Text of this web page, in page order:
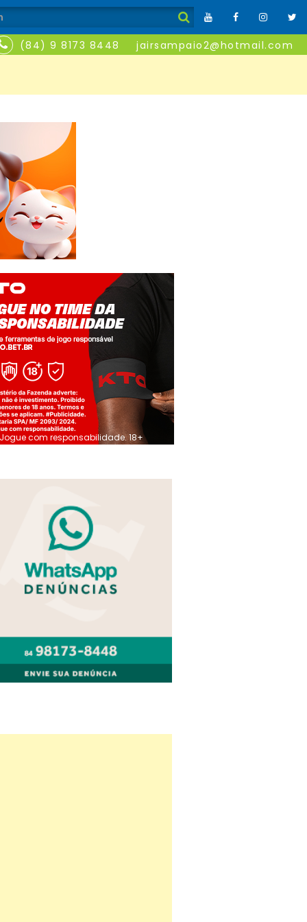
(84) 9 8173 8448 jairsampaio2@hotmail.com
Jogue com responsabilidade. 18+